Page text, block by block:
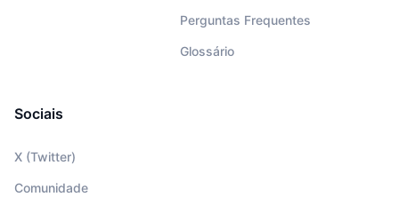
Perguntas Frequentes
Glossário
Sociais
X (Twitter)
Comunidade